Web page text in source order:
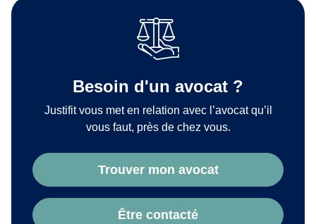
Besoin d'un avocat ?
Justifit vous met en relation avec l’avocat qu’il
vous faut, près de chez vous.
Trouver mon avocat
Être contacté